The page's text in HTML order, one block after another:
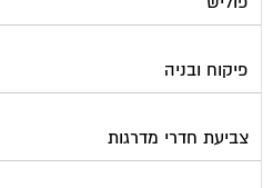
פיקוח ובניה
צביעת חדרי מדרגות
קבלני שיפוצים לבתים משותפים